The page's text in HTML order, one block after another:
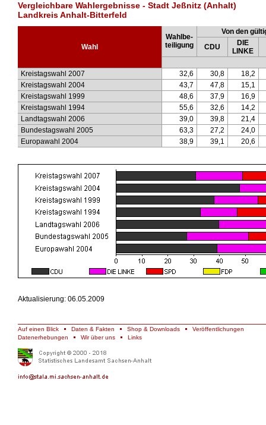
Vergleichbare Wahlergebnisse - Stadt Jeßnitz (Anhalt)
Landkreis Anhalt-Bitterfeld
Wahl
Wahlbe-
teiligung
Von den
CDU
DIE
LINKE
Kreistagswahl 2007 32,6 30,8
18,2
Kreistagswahl 2004
43,7 47,8
15,1
Kreistagswahl 1999
48,6 37,9
16,9
Kreistagswahl 1994
55,6 32,6
14,2
Landtagswahl 2006
39,0 39,8
21,4
Bundestagswahl 2005
63,3 27,2
24,0
Europawahl 2004
38,9 39,1 20,6
Aktualisierung: 06.05.2009
Auf einen Blick Daten & Fakten Shop & Downloads
Veröffentlichungen
Datenerhebungen
Wir über uns Links